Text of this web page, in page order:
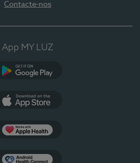
Contacte-nos
App MY LUZ